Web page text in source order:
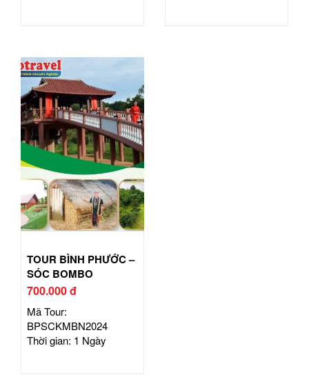
TOUR BÌNH PHƯỚC –
SÓC BOMBO
700.000 đ
Mã Tour:
BPSCKMBN2024
Thời gian: 1 Ngày